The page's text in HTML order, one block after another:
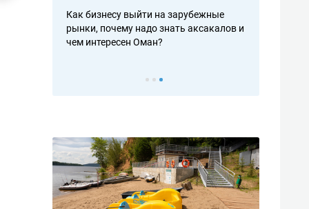
Как бизнесу выйти на зарубежные
рынки, почему надо знать аксакалов и
чем интересен Оман?